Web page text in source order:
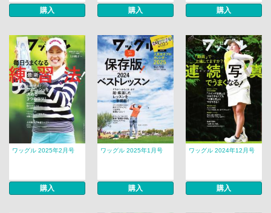
購入 購入 購入
ワッグル 2025年2月号
購入
ワッグル 2025年1月号
購入
ワッグル 2024年12月号
購入